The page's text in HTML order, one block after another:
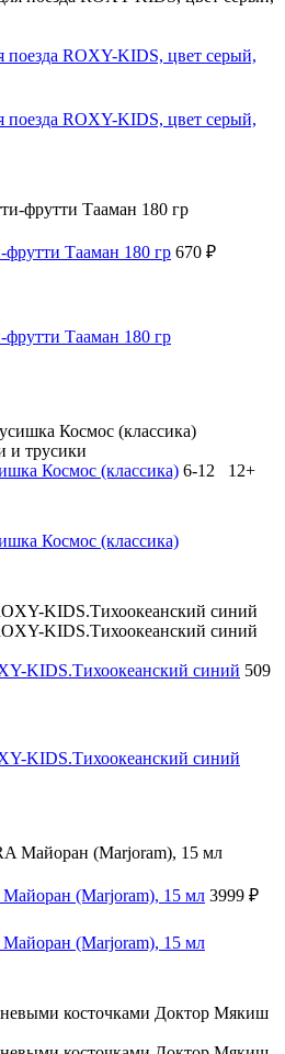
поезда ROXY-KIDS, цвет серый,
поезда ROXY-KIDS, цвет серый,
Тааман 180 гр 670 ₽
Тааман 180 гр
и трусики
Космос (классика) 6-12 12+
Космос (классика)
KIDS.Тихоокеанский синий 509
KIDS.Тихоокеанский синий
(Marjoram), 15 мл 3999 ₽
(Marjoram), 15 мл